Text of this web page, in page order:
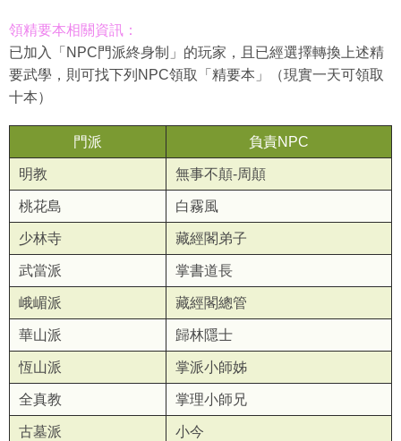
領精要本相關資訊：
已加入「NPC門派終身制」的玩家，且已經選擇轉換上述精
要武學，則可找下列NPC領取「精要本」（現實一天可領取
十本）
門派 負責NPC
明教 無事不顛-周顛
桃花島 白霧風
少林寺 藏經閣弟子
武當派 掌書道長
峨嵋派 藏經閣總管
華山派 歸林隱士
恆山派 掌派小師姊
全真教 掌理小師兄
古墓派 小今